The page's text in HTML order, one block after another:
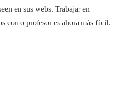
en sus webs. Trabajar en
como profesor es ahora más fácil.